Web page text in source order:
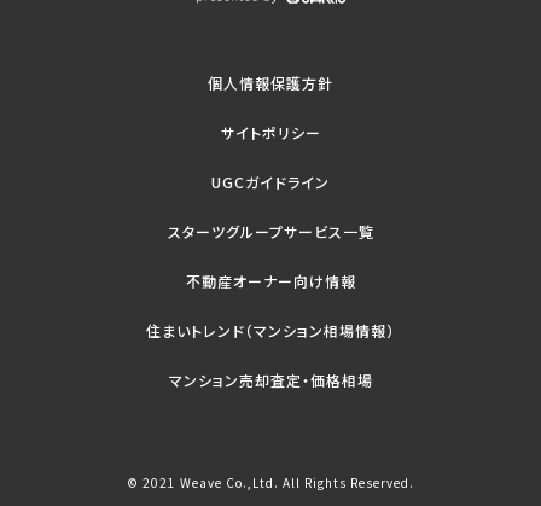
個人情報保護方針
サイトポリシー
UGCガイドライン
スターツグループサービス一覧
不動産オーナー向け情報
住まいトレンド（マンション相場情報）
マンション売却査定・価格相場
© 2021 Weave Co.,Ltd. All Rights Reserved.